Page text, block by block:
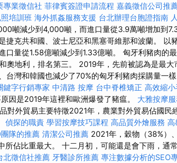
專業徵信社 菲律賓簽證申請流程 嘉義徵信公司推
培訓班 海外抓姦服務支援 台北辦理台胞證指南
噸減少到4,000噸，而進口量從3.9萬噸增加到
捷克共和國、波士尼亞和黑塞哥維那和波蘭。 以
口量從1.58億噸減少到1.33億噸。 匈牙利豬肉的
奧地利，排名第三。 2019年，先前被認為是最
台灣和韓國也減少了70%的匈牙利豬肉採購量一
鍵字行銷專家 中清路 按摩 台中脊椎矯正 高效縮
因是2019年這裡和歐洲爆發了豬瘟。 大雅按摩
對外貿易主要特徵2021年，農業對外貿易佔國民
偵探的職責 學習按摩技巧課程 高品質外燴服務 高
隊的推薦 清潔公司推薦 2021年，穀物（38%）
所佔比重最大。 十二月初，可能還是會下雨，通
北徵信社推薦 牙醫診所推薦 專注數據分析的SEO